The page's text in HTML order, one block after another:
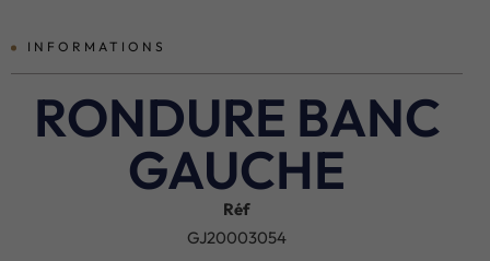
INFORMATIONS
RONDURE BANC
GAUCHE
Réf
GJ20003054